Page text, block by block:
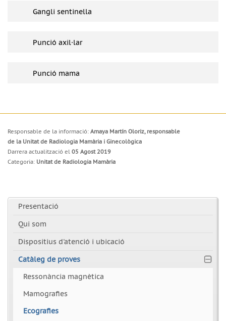
Gangli sentinella
Punció axil·lar
Punció mama
Responsable de la informació: Amaya Martín Oloriz, responsable
de la Unitat de Radiologia Mamària i Ginecològica
Darrera actualització el 05 Agost 2019
Categoria: Unitat de Radiologia Mamària
Presentació
Qui som
Dispositius d'atenció i ubicació
Catàleg de proves
Ressonància magnètica
Mamografies
Ecografies